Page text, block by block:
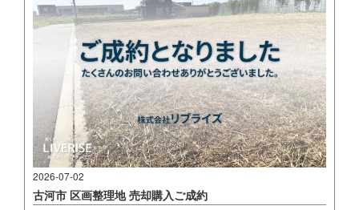
2026-07-02
古河市 区画整理地 売却購入ご成約